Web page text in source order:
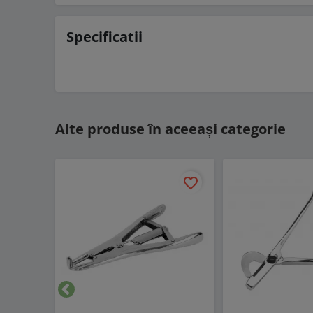
Specificatii
Alte produse în aceeași categorie
favorite_border